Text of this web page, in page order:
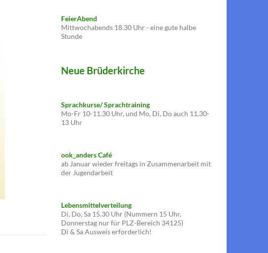
FeierAbend
Mittwochabends 18.30 Uhr - eine gute halbe
Stunde
Neue Brüderkirche
Sprachkurse/ Sprachtraining
Mo-Fr 10-11.30 Uhr, und Mo, Di, Do auch 11.30-
13 Uhr
ook_anders Café
ab Januar wieder freitags in Zusammenarbeit mit
der Jugendarbeit
Lebensmittelverteilung
Di, Do, Sa 15.30 Uhr (Nummern 15 Uhr,
Donnerstag nur für PLZ-Bereich 34125)
Di & Sa Ausweis erforderlich!